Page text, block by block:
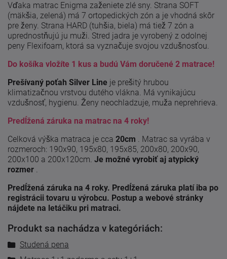
Vďaka matrac Enigma zaženiete zlé sny. Strana SOFT
(mäkšia, zelená) má 7 ortopedických zón a je vhodná skôr
pre ženy. Strana HARD (tuhšia, biela) má tiež 7 zón a
uprednostňujú ju muži. Stred jadra je vyrobený z odolnej
peny Flexifoam, ktorá sa vyznačuje svojou vzdušnosťou.
Do košíka vložíte 1 kus a budú Vám doručené 2 matrace!
Prešívaný poťah Silver Line je prešitý hrubou
klimatizačnou vrstvou dutého vlákna. Má vynikajúcu
vzdušnosť, hygienu. Ženy neochladzuje, muža neprehrieva.
Predĺžená záruka na matrac na 4 roky!
Celková výška matraca je cca 20cm . Matrac sa vyrába v
rozmeroch: 190x90, 195x80, 195x85, 200x80, 200x90,
200x100 a 200x120cm. Je možné vyrobiť aj atypický
rozmer .
Predĺžená záruka na 4 roky. Predĺžená záruka platí iba po
registrácii tovaru u výrobcu. Postup a webové stránky
nájdete na letáčiku pri matraci.
Produkt sa nachádza v kategóriách:
Studená pena